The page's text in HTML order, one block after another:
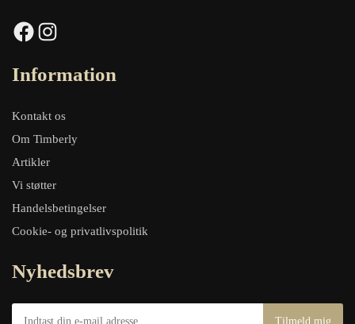
Facebook Instagram
Information
Kontakt os
Om Timberly
Artikler
Vi støtter
Handelsbetingelser
Cookie- og privatlivspolitik
Nyhedsbrev